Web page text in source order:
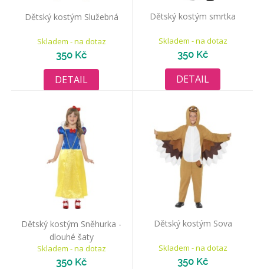
Dětský kostým Služebná
Skladem - na dotaz
350 Kč
DETAIL
Dětský kostým smrtka
Skladem - na dotaz
350 Kč
DETAIL
Dětský kostým Sněhurka -
dlouhé šaty
Skladem - na dotaz
350 Kč
Dětský kostým Sova
Skladem - na dotaz
350 Kč